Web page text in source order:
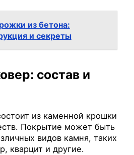
из бетона:
и секреты
состав и
из каменной крошки
Покрытие может быть
видов камня, таких
кварцит и другие.